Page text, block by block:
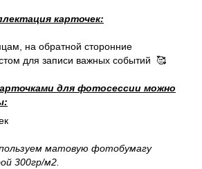
карточек:
на обратной сторонние
для записи важных событий 🥰
для фотосессии можно
матовую фотобумагу
300гр/м2.